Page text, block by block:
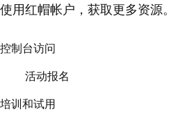
使用红帽帐户，获取更多资源。
控制台访问
活动报名
培训和试用